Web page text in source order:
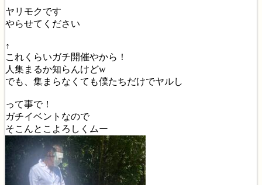
ヤリモクです
やらせてください
↑
これくらいガチ開催やから！
人集まるか知らんけどw
でも、集まらなくても僕たちだけでヤルし
って事で！
ガチイベントなので
そこんとこよろしくムー